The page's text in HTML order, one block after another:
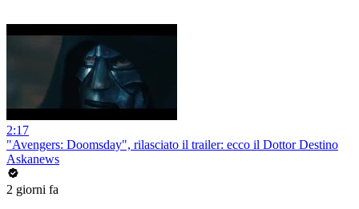
2:17
"Avengers: Doomsday", rilasciato il trailer: ecco il Dottor Destino
Askanews
2 giorni fa